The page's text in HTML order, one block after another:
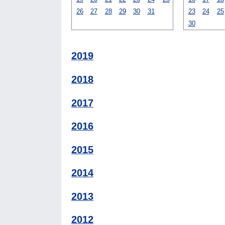
26
27 28 29 30 31
23
24 25
30
2019
2018
2017
2016
2015
2014
2013
2012